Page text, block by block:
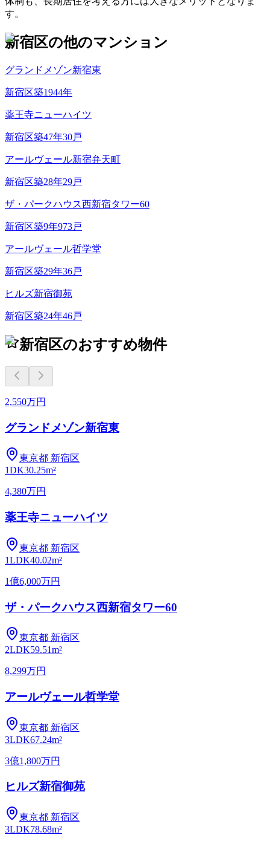
す。
新宿区の他のマンション
グランドメゾン新宿東
新宿区築1944年
薬王寺ニューハイツ
新宿区築47年30戸
アールヴェール新宿弁天町
新宿区築28年29戸
ザ・パークハウス西新宿タワー60
新宿区築9年973戸
アールヴェール哲学堂
新宿区築29年36戸
ヒルズ新宿御苑
新宿区築24年46戸
新宿区のおすすめ物件
2,550万円
グランドメゾン新宿東
東京都 新宿区
1DK30.25m²
4,380万円
薬王寺ニューハイツ
東京都 新宿区
1LDK40.02m²
1億6,000万円
ザ・パークハウス西新宿タワー60
東京都 新宿区
2LDK59.51m²
8,299万円
アールヴェール哲学堂
東京都 新宿区
3LDK67.24m²
3億1,800万円
ヒルズ新宿御苑
東京都 新宿区
3LDK78.68m²